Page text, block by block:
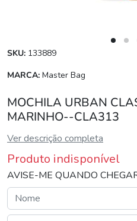
SKU: 133889
MARCA: Master Bag
MOCHILA URBAN
MARINHO--CLA313
Ver descrição completa
Produto indisponível
AVISE-ME QUANDO